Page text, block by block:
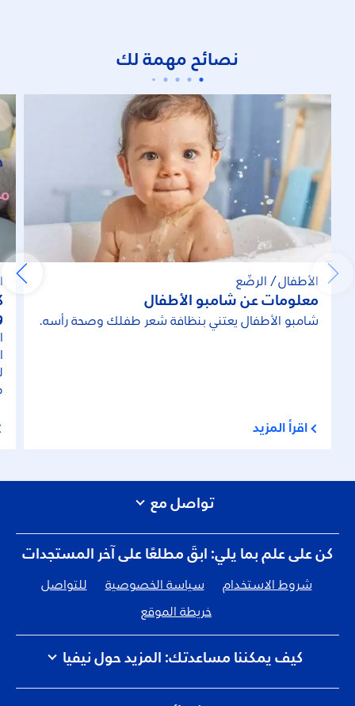
نصائح مهمة لك
الأطفال / الرضّع
معلومات عن شامبو الأطفال
شامبو الأطفال يعتني بنظافة شعر طفلك وصحة رأسه.
اقرأ المزيد
كن على علم بما يلي: ابقَ مطلعًا على آخر المستجدات
شروط الاستخدام سياسة الخصوصية للتواصل
خريطة الموقع
كيف يمكننا مساعدتك: المزيد حول نيفيا
الوظائف كيف تلمس نيڤيا الكوكب للتواصل
تواصل مع